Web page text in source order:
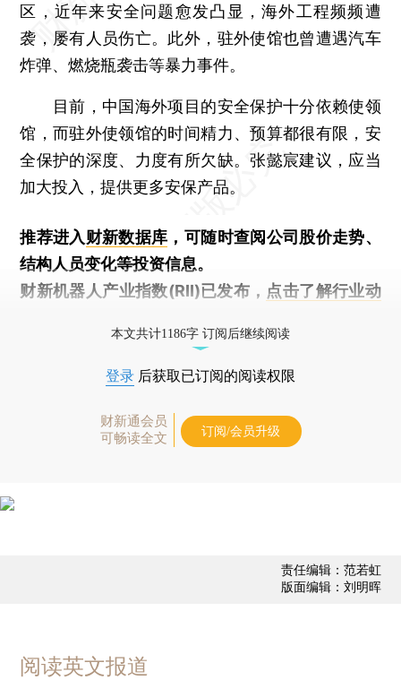
区，近年来安全问题愈发凸显，海外工程频频遭
袭，屡有人员伤亡。此外，驻外使馆也曾遭遇汽车
炸弹、燃烧瓶袭击等暴力事件。
目前，中国海外项目的安全保护十分依赖使领
馆，而驻外使领馆的时间精力、预算都很有限，安
全保护的深度、力度有所欠缺。张懿宸建议，应当
加大投入，提供更多安保产品。
推荐进入财新数据库 ，可随时查阅公司股价走势、
结构人员变化等投资信息。
财新机器人产业指数(RII)已发布， 点击了解行业动
本文共计1186字 订阅后继续阅读
登录 后获取已订阅的阅读权限
财新通会员
可畅读全文
订阅/会员升级
责任编辑：范若虹
版面编辑：刘明晖
阅读英文报道